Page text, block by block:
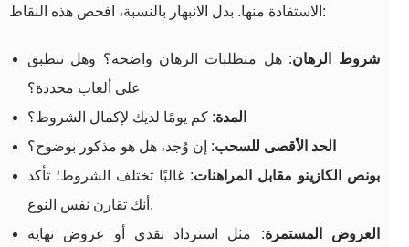
الاستفادة منها. بدل الانبهار بالنسبة، افحص هذه النقاط:
شروط الرهان: هل متطلبات الرهان واضحة؟ وهل تنطبق
على ألعاب محددة؟
المدة: كم يومًا لديك لإكمال الشروط؟
الحد الأقصى للسحب: إن وُجد، هل هو مذكور بوضوح؟
بونص الكازينو مقابل المراهنات: غالبًا تختلف الشروط؛ تأكد
أنك تقارن نفس النوع.
العروض المستمرة: مثل استرداد نقدي أو عروض نهاية